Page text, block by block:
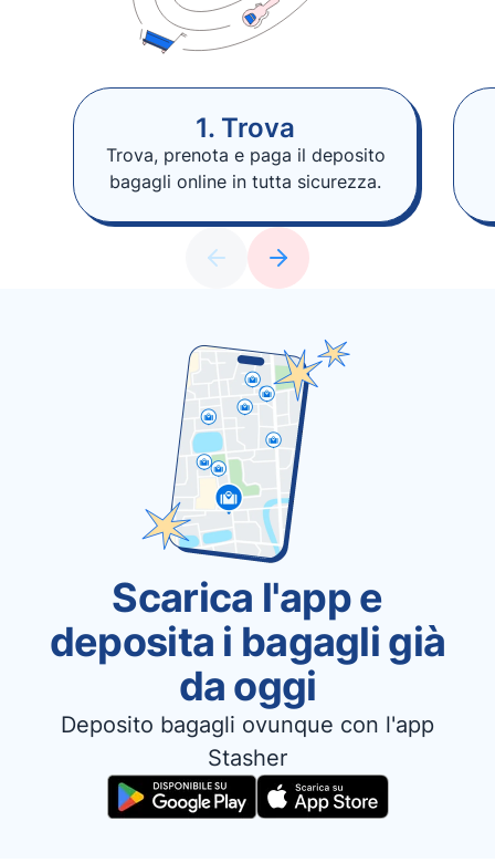
1. Trova
Trova, prenota e paga il deposito
bagagli online in tutta sicurezza.
Scarica l'app e
deposita i bagagli già
da oggi
Deposito bagagli ovunque con l'app
Stasher